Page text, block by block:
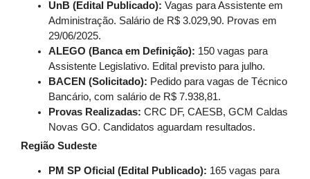
UnB (Edital Publicado): Vagas para Assistente em
Administração. Salário de R$ 3.029,90. Provas em
29/06/2025.
ALEGO (Banca em Definição): 150 vagas para
Assistente Legislativo. Edital previsto para julho.
BACEN (Solicitado): Pedido para vagas de Técnico
Bancário, com salário de R$ 7.938,81.
Provas Realizadas: CRC DF, CAESB, GCM Caldas
Novas GO. Candidatos aguardam resultados.
Região Sudeste
PM SP Oficial (Edital Publicado): 165 vagas para